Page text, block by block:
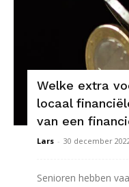
Welke extra
locaal
van een
Lars - 30 december
Senioren hebben